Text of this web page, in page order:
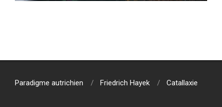
Paradigme autrichien
Friedrich Hayek Catallaxie